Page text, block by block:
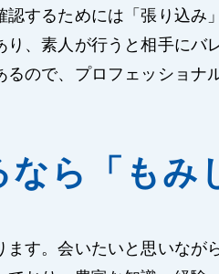
するためには「張り込み
り、素人が行うと相手に
ので、プロフェッショナ
ら「もみ
す。会いたいと思いなが